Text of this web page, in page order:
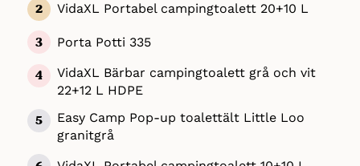
VidaXL Portabel campingtoalett 20+10 L
Porta Potti 335
VidaXL Bärbar campingtoalett grå och vit
22+12 L HDPE
Easy Camp Pop-up toalettält Little Loo
granitgrå